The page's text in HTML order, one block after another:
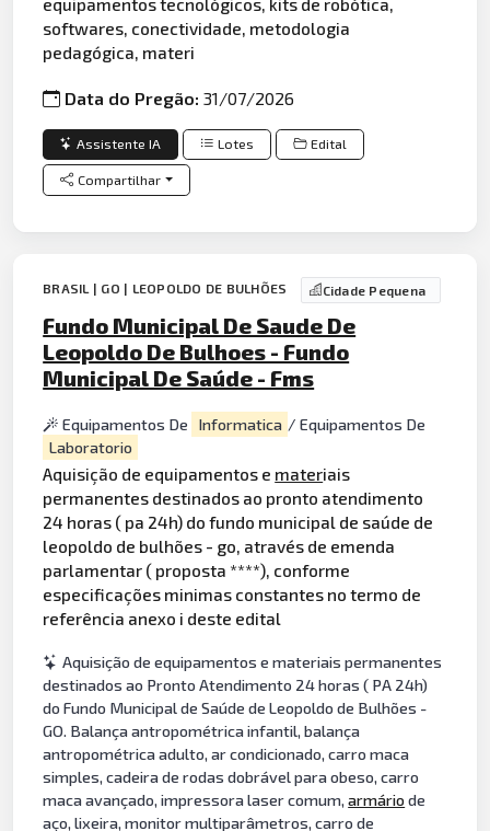
softwares, conectividade, metodologia
pedagógica, materi
Data do Pregão:31/07/2026
Assistente IA Lotes Edital
Compartilhar
BRASIL | GO | LEOPOLDO DE BULHÕES Cidade Pequena
Fundo Municipal De Saude De
Leopoldo De Bulhoes - Fundo
Municipal De Saúde - Fms
Equipamentos De Informatica / Equipamentos De
Laboratorio
Aquisição de equipamentos e materiais
permanentes destinados ao pronto atendimento
24 horas ( pa 24h) do fundo municipal de saúde de
leopoldo de bulhões - go, através de emenda
parlamentar ( proposta ****), conforme
especificações minimas constantes no termo de
referência anexo i deste edital
Aquisição de equipamentos e materiais permanentes
destinados ao Pronto Atendimento 24 horas ( PA 24h)
do Fundo Municipal de Saúde de Leopoldo de Bulhões -
GO. Balança antropométrica infantil, balança
antropométrica adulto, ar condicionado, carro maca
simples, cadeira de rodas dobrável para obeso, carro
maca avançado, impressora laser comum,armáriode
aço, lixeira, monitor multiparâmetros, carro de